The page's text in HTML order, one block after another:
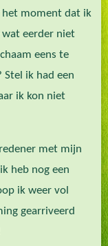
het moment dat ik
eerder niet
eens te
ik had een
ik kon niet
met mijn
heb nog een
ik weer vol
gearriveerd